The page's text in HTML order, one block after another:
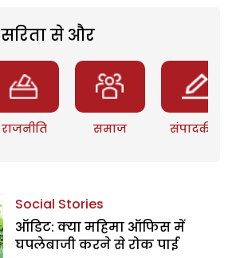
सरिता से और
राजनीति समाज संपादकीय
Social Stories
ऑडिट: क्या महिमा ऑफिस में
घपलेबाजी करने से रोक पाई